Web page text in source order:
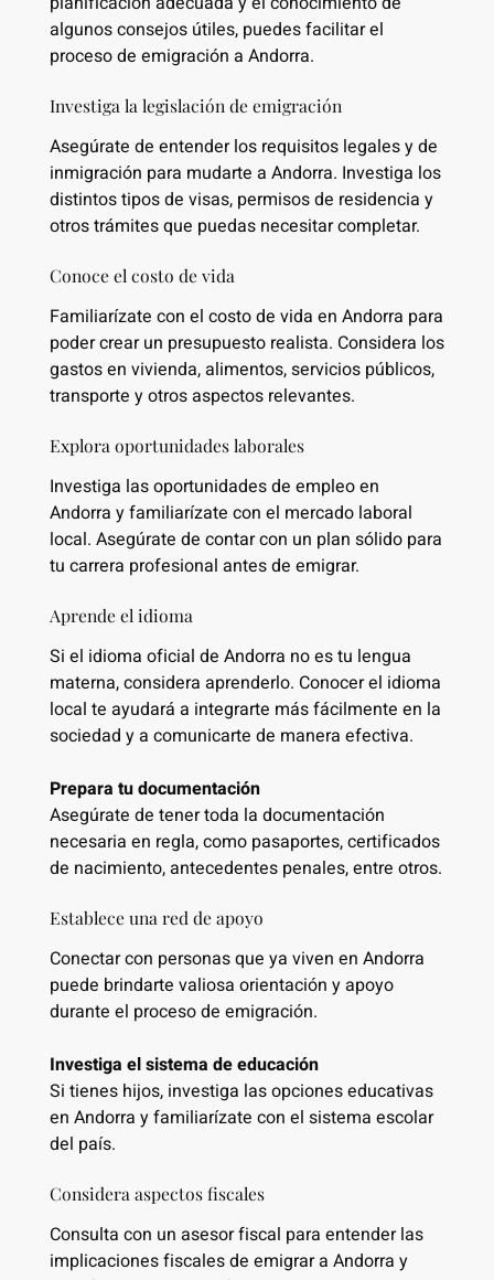
algunos consejos útiles, puedes facilitar el
proceso de emigración a Andorra.
Investiga la legislación de emigración
Asegúrate de entender los requisitos legales y de
inmigración para mudarte a Andorra. Investiga los
distintos tipos de visas, permisos de residencia y
otros trámites que puedas necesitar completar.
Conoce el costo de vida
Familiarízate con el costo de vida en Andorra para
poder crear un presupuesto realista. Considera los
gastos en vivienda, alimentos, servicios públicos,
transporte y otros aspectos relevantes.
Explora oportunidades laborales
Investiga las oportunidades de empleo en
Andorra y familiarízate con el mercado laboral
local. Asegúrate de contar con un plan sólido para
tu carrera profesional antes de emigrar.
Aprende el idioma
Si el idioma oficial de Andorra no es tu lengua
materna, considera aprenderlo. Conocer el idioma
local te ayudará a integrarte más fácilmente en la
sociedad y a comunicarte de manera efectiva.
Prepara tu documentación
Asegúrate de tener toda la documentación
necesaria en regla, como pasaportes, certificados
de nacimiento, antecedentes penales, entre otros.
Establece una red de apoyo
Conectar con personas que ya viven en Andorra
puede brindarte valiosa orientación y apoyo
durante el proceso de emigración.
Investiga el sistema de educación
Si tienes hijos, investiga las opciones educativas
en Andorra y familiarízate con el sistema escolar
del país.
Considera aspectos fiscales
Consulta con un asesor fiscal para entender las
implicaciones fiscales de emigrar a Andorra y